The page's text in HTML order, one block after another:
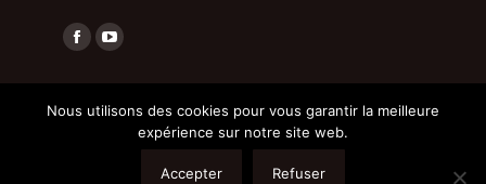
Trouvez nous sur :
Facebook
opens
YouTube
opens
Nous utilisons des cookies pour vous garantir la meilleure
expérience sur notre site web.
Accepter Refuser